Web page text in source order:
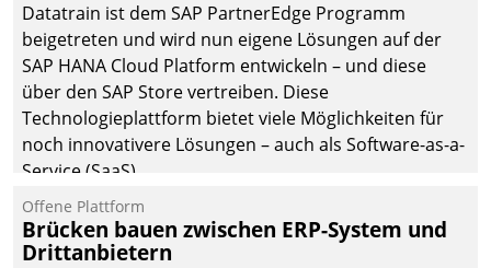
Datatrain ist dem SAP PartnerEdge Programm
beigetreten und wird nun eigene Lösungen auf der
SAP HANA Cloud Platform entwickeln – und diese
über den SAP Store vertreiben. Diese
Technologieplattform bietet viele Möglichkeiten für
noch innovativere Lösungen – auch als Software-as-a-
Service (SaaS).
Offene Plattform
Brücken bauen zwischen ERP-System und
Drittanbietern